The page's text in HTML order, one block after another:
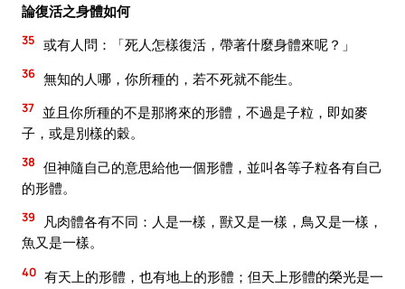
論復活之身體如何
35 或有人問：「死人怎樣復活，帶著什麼身體來呢？」
36 無知的人哪，你所種的，若不死就不能生。
37 並且你所種的不是那將來的形體，不過是子粒，即如麥
子，或是別樣的穀。
38 但神隨自己的意思給他一個形體，並叫各等子粒各有自己
的形體。
39
凡肉體各有不同：人是一樣，獸又是一樣，鳥又是一樣，
魚又是一樣。
40 有天上的形體，也有地上的形體；但天上形體的榮光是一